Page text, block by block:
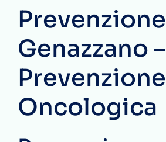
Prevenzione
Genazzano –
Prevenzione
Oncologica